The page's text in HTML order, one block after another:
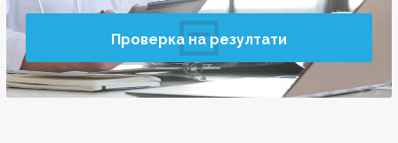
Проверка на резултати